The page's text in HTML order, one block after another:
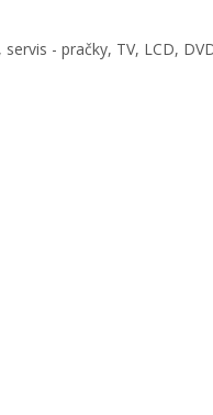
- pračky, TV, LCD,